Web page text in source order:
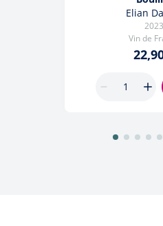
Elian
2023
Vin de